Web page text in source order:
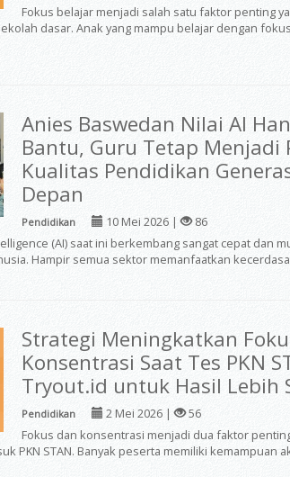
Fokus belajar menjadi salah satu faktor penting
dasar. Anak yang mampu belajar dengan
Anies Baswedan Nilai AI
Bantu, Guru Tetap Menjadi
Kualitas Pendidikan
Depan
Pendidikan 10 Mei 2026 |
86
(AI) saat ini berkembang sangat cepat dan
Hampir semua sektor memanfaatkan
Strategi Meningkatkan
Konsentrasi Saat Tes PKN
Tryout.id untuk Hasil Lebih
Pendidikan 2 Mei 2026 |
56
Fokus dan konsentrasi menjadi dua faktor
PKN STAN. Banyak peserta memiliki kemampuan